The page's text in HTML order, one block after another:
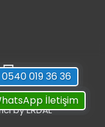
by ERDAL
0540 019 36 36
İletişim